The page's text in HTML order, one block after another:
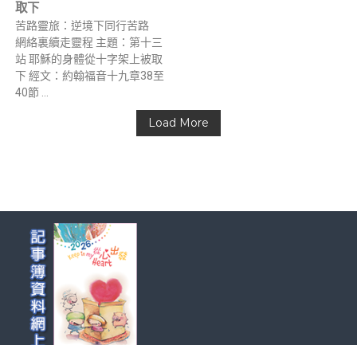
取下
苦路靈旅：逆境下同行苦路
網絡裏續走靈程 主題：第十三
站 耶穌的身體從十字架上被取
下 經文：約翰福音十九章38至
40節 …
Load More